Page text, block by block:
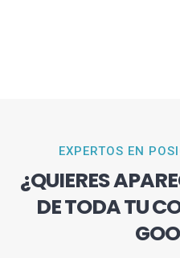
EXPERTOS EN
¿QUIERES
DE TODA TU